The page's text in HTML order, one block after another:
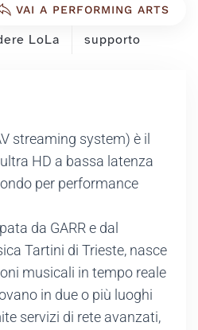
VAI A PERFORMING ARTS
LoLa supporto
streaming system) è il
HD a bassa latenza
per performance
da GARR e dal
Tartini di Trieste, nasce
musicali in tempo reale
in due o più luoghi
servizi di rete avanzati,